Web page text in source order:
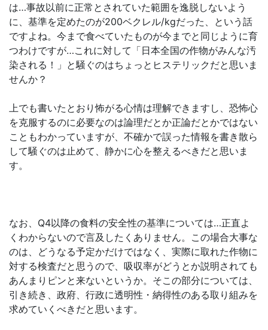
は…事故以前に正常とされていた範囲を逸脱しないよう
に、基準を定めたのが200ベクレル/kgだった、という話
ですよね。今まで食べていたものが今までと同じように育
つわけですが…これに対して「日本全国の作物がみんな汚
染される！」と騒ぐのはちょっとヒステリックだと思いま
せんか？
上でも書いたとおり怖がる心情は理解できますし、恐怖心
を克服するのに必要なのは論理だとか正論だとかではない
こともわかっていますが、不確かで誤った情報を書き散ら
して騒ぐのは止めて、静かに心を整えるべきだと思いま
す。
なお、Q4以降の食料の安全性の基準については…正直よ
くわからないので言及したくありません。この場合大事な
のは、どうなる予定かだけではなく、実際に取れた作物に
対する検査だと思うので、吸収率がどうとか説明されても
あんまりピンと来ないというか。そこの部分については、
引き続き、政府、行政に透明性・納得性のある取り組みを
求めていくべきだと思います。